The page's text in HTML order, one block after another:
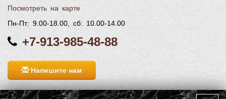
Посмотреть на карте
Пн-Пт: 9.00-18.00, сб: 10.00-14.00
+7-913-985-48-88
Напишите нам